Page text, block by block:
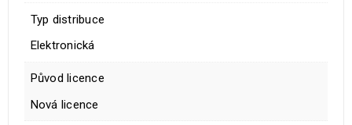
Typ distribuce
Elektronická
Původ licence
Nová licence